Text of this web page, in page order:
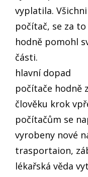
vyplatila.
počítač, se za
hodně pomohl
části.
hlavní dopad
počítače hodně
člověku krok
počítačům se
vyrobeny nové
trasportaion,
lékařská věda